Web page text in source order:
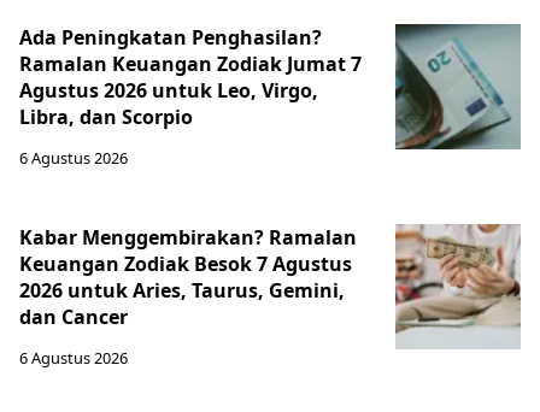
Ada Peningkatan Penghasilan?
Ramalan Keuangan Zodiak Jumat 7
Agustus 2026 untuk Leo, Virgo,
Libra, dan Scorpio
6 Agustus 2026
Kabar Menggembirakan? Ramalan
Keuangan Zodiak Besok 7 Agustus
2026 untuk Aries, Taurus, Gemini,
dan Cancer
6 Agustus 2026